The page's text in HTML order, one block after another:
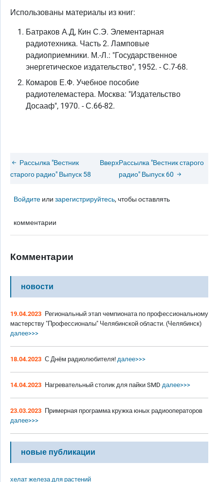
Использованы материалы из книг:
Батраков А.Д, Кин С.Э. Элементарная
радиотехника. Часть 2. Ламповые
радиоприемники. М.-Л.: "Государственное
энергетическое издательство", 1952. - С.7-68.
Комаров Е.Ф. Учебное пособие
радиотелемастера. Москва: "Издательство
Досааф", 1970. - С.66-82.
Рассылка "Вестник
старого радио" Выпуск 58
ВверхРассылка "Вестник старого
радио" Выпуск 60
Войдите илизарегистрируйтесь, чтобы оставлять
комментарии
Комментарии
новости
19.04.2023 Региональный этап чемпионата по профессиональному
мастерству "Профессионалы" Челябинской области. (Челябинск)
далее>>>
18.04.2023 С Днём радиолюбителя! далее>>>
14.04.2023 Нагревательный столик для пайки SMD далее>>>
23.03.2023 Примерная программа кружка юных радиооператоров
далее>>>
новые публикации
хелат железа для растений